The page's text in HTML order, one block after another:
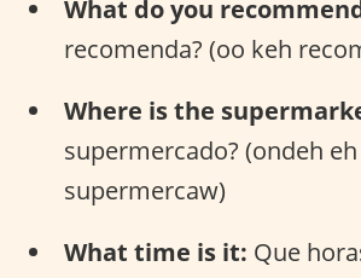
What do you
recomenda? (oo keh
Where is the
supermercado? (ondeh
supermercaw)
What time is it: Que